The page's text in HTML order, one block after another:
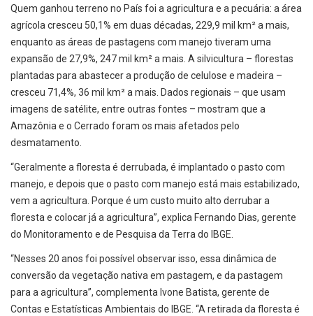
Quem ganhou terreno no País foi a agricultura e a pecuária: a área
agrícola cresceu 50,1% em duas décadas, 229,9 mil km² a mais,
enquanto as áreas de pastagens com manejo tiveram uma
expansão de 27,9%, 247 mil km² a mais. A silvicultura – florestas
plantadas para abastecer a produção de celulose e madeira –
cresceu 71,4%, 36 mil km² a mais. Dados regionais – que usam
imagens de satélite, entre outras fontes – mostram que a
Amazônia e o Cerrado foram os mais afetados pelo
desmatamento.
“Geralmente a floresta é derrubada, é implantado o pasto com
manejo, e depois que o pasto com manejo está mais estabilizado,
vem a agricultura. Porque é um custo muito alto derrubar a
floresta e colocar já a agricultura”, explica Fernando Dias, gerente
do Monitoramento e de Pesquisa da Terra do IBGE.
“Nesses 20 anos foi possível observar isso, essa dinâmica de
conversão da vegetação nativa em pastagem, e da pastagem
para a agricultura”, complementa Ivone Batista, gerente de
Contas e Estatísticas Ambientais do IBGE. “A retirada da floresta é